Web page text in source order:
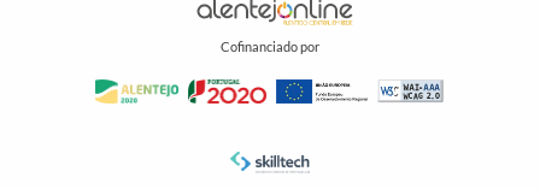
Cofinanciado por